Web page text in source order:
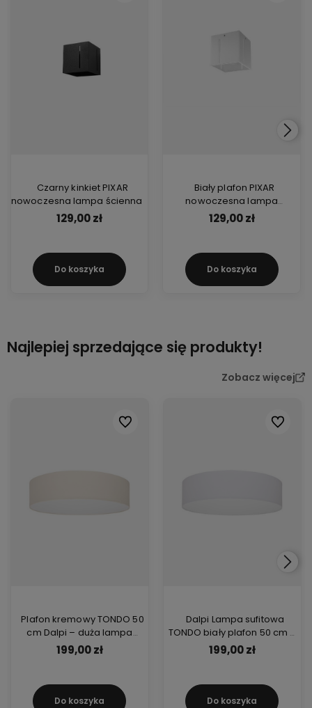
Czarny kinkiet PIXAR
nowoczesna lampa ścienna
129,00 zł
Do koszyka
Biały plafon PIXAR
nowoczesna lampa
sufitowa
129,00 zł
Do koszyka
Najlepiej sprzedające się produkty!
Zobacz więcej
Plafon kremowy TONDO 50
cm Dalpi – duża lampa
sufitowa 3xE27 z abażurem z
tkaniny, idealna do salonu
199,00 zł
Do koszyka
Do ulubionych
Dalpi Lampa sufitowa
TONDO biały plafon 50 cm –
praktyczne oświetlenie E27
do dużych wnętrz i jadalni
199,00 zł
Do koszyka
Do